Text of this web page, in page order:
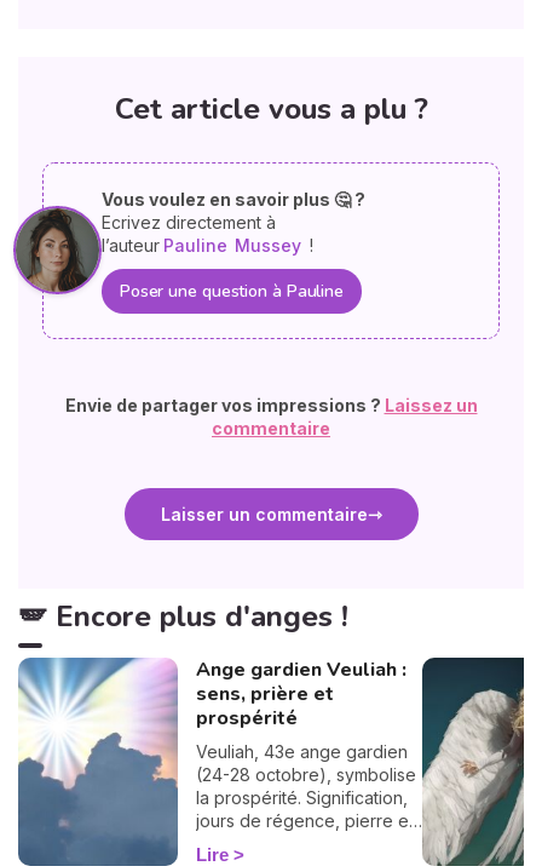
Cet article vous a plu ?
Vous voulez en savoir plus 🤔 ?
Ecrivez directement à
l’auteur Pauline Mussey !
Poser une question à Pauline
Envie de partager vos impressions ? Laissez un
commentaire
Laisser un commentaire
🪽 Encore plus d'anges !
Ange gardien Veuliah :
sens, prière et
prospérité
Veuliah, 43e ange gardien
(24-28 octobre), symbolise
la prospérité. Signification,
jours de régence, pierre et
prière pour l'invoquer.
Lire